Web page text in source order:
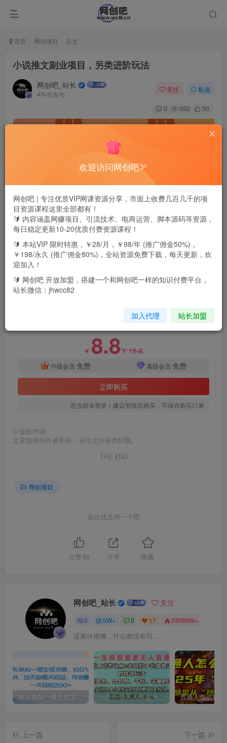
首页 网创项目 正文
小说推文副业项目，另类进阶玩法
网创吧_站长
4年前发布
关注 私信
0 592 50
小说推文副业赚钱项目，另类进阶玩法，轻松月撸5W+
只要发作品就大概率是爆款，这类视频目前是真的很有搞
头，做的人不多,还能够拿两份文定的收益
￥ 8.8￥18.8
中级会员 免费 高级会员 免费
立即购买
您当前未登录！建议登陆后购买，可保存购买订单
© 版权声明
文章版权归作者所有，未经允许请勿转载。
THE END
网创项目
喜欢就支持一下吧
点赞 50 分享 收藏
网创吧_站长 关注
0 5W+ 0 17 23069W+
这家伙很懒，什么都没有写...
微头条AI一键生成文章，100%过原创，当天做隔天收益，可批量，一天轻松200+ 一生所爱无人整蛊升级版9.0，利用动态噪点+光斑粒子光条推进的特效玩法，内附暴击、合并帧、干扰、去重的手法，实现24小时实时直播不违规操，单场日入1500+，小白也能无脑驾驭
上一篇
下一篇
欢迎访问网创吧🏹
网创吧 | 专注优质VIP网课资源分享，市面上收费几百几千的项
目资源课程这里全部都有！
🔰 内容涵盖网赚项目、引流技术、电商运营、脚本源码等资源，
每日稳定更新10-20优质付费资源课程！
🔰 本站VIP 限时特惠，￥28/月，￥98/年 (推广佣金50%)，
￥198/永久 (推广佣金80%)，全站资源免费下载，每天更新，欢
迎加入！
🔰 网创吧 开放加盟，搭建一个和网创吧一样的知识付费平台，
站长微信：jhwcc82
加入代理 站长加盟